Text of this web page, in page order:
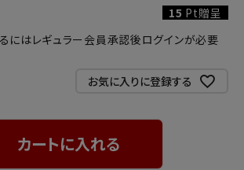
15 Pt贈呈
にはレギュラー会員承認後ログインが必要
お気に入りに登録する
カートに入れる